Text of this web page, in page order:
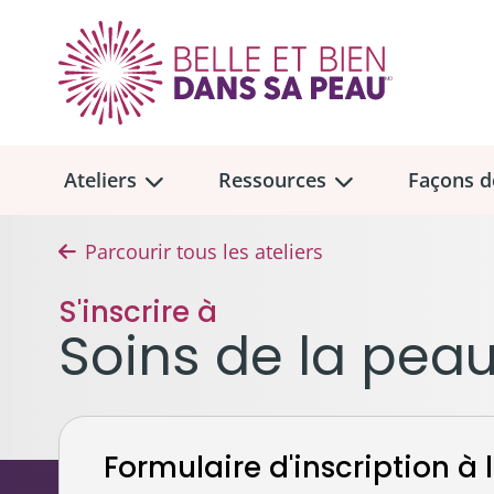
Ateliers
Aperçu des
Emplacement des ateliers en personne
Ressources
Soins de la peau et maquillage
Seins, soutiens-gorge et
Façons
Dons
À la
Parcourir tous les ateliers
S'inscrire à
Soins de la
Formulaire d'inscription à